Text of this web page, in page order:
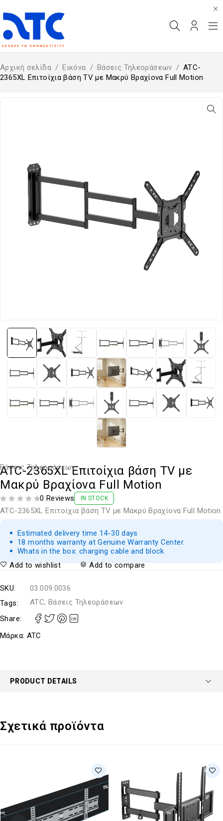
Αρχική σελίδα / Εικόνα / Βάσεις Τηλεοράσεων / ATC-
2365XL Επιτοίχια βάση TV με Μακρύ Βραχίονα Full Motion
Βάσεις Τηλεοράσεων
ATC-2365XL Επιτοίχια βάση TV με
Μακρύ Βραχίονα Full Motion
0 Reviews IN STOCK
ATC-2365XL Επιτοίχια βάση TV με Μακρύ Βραχίονα Full Motion
Estimated delivery time 14-30 days
18 months warranty at Genuine Warranty Center.
Whats in the box: charging cable and block
Add to wishlist
Add to compare
SKU:
03.009.0036
Tags:
ATC, Βάσεις Τηλεοράσεων
Share:
Μάρκα: ATC
PRODUCT DETAILS
Σχετικά προϊόντα